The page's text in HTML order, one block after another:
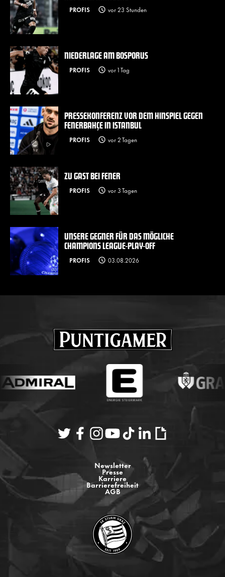
PROFIS vor 23 Stunden
NIEDERLAGE AM BOSPORUS
PROFIS vor 1 Tag
PRESSEKONFERENZ VOR DEM HINSPIEL GEGEN
FENERBAHÇE IN ISTANBUL
PROFIS vor 2 Tagen
ZU GAST BEI FENER
PROFIS vor 3 Tagen
UNSERE GEGNER FÜR DAS MÖGLICHE
CHAMPIONS LEAGUE-PLAY-OFF
PROFIS 03.08.2026
Newsletter
Presse
Karriere
Barrierefreiheit
AGB